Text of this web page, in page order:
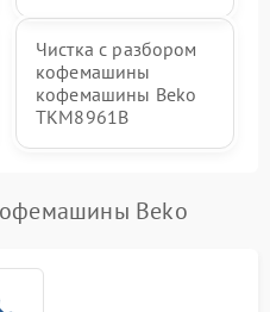
Чистка с разбором
кофемашины
кофемашины Beko
TKM8961B
Beko